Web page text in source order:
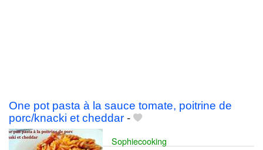
One pot pasta à la sauce tomate, poitrine de
porc/knacki et cheddar -
Sophiecooking